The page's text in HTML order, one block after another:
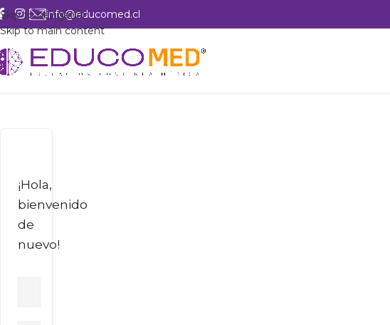
Skip to navigation
Skip to main content
info@educomed.cl
¡Hola,
bienvenido
de
nuevo!